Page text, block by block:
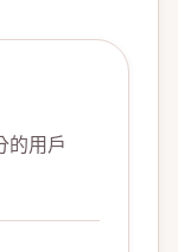
的用戶